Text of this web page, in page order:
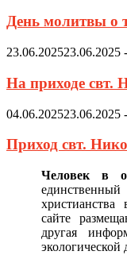
День молитвы о
23.06.202523.06.2025 -
На приходе свт.
04.06.202523.06.2025 -
Приход свт.
Человек в
сайте
другая
экологической